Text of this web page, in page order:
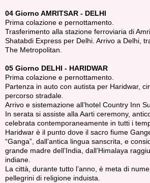
04 Giorno AMRITSAR - DELHI
Prima colazione e pernottamento.
Trasferimento alla stazione ferroviaria di
Shatabdi Express per Delhi. Arrivo a Delhi,
The Metropolitan.
05 Giorno DELHI - HARIDWAR
Prima colazione e pernottamento.
Partenza in auto con autista per Haridwar,
percorso stradale.
Arrivo e sistemazione all’hotel Country Inn
In serata si assiste alla Aarti ceremony,
celebrata contemporaneamente in tutti i
Haridwar è il punto dove il sacro fiume
“Ganga”, dall’antica lingua sanscrita, e
grande madre dell’India, dall’Himalaya
indiane.
La città, durante tutto l’anno, è meta di
pellegrini di religione induista.